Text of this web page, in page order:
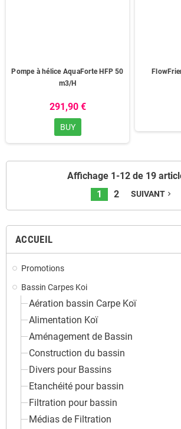
ACCUEIL
Promotions
Bassin Carpes Koi
Aération bassin Carpe Koï
Alimentation Koï
Aménagement de Bassin
Construction du bassin
Divers pour Bassins
Etanchéité pour bassin
Filtration pour bassin
Médias de Filtration
Pompe à hélice AquaForte HFP 50
m3/H
291,90 €
BUY
Affichage 1-12 de 19
1
2 SUIVANT navigate_next